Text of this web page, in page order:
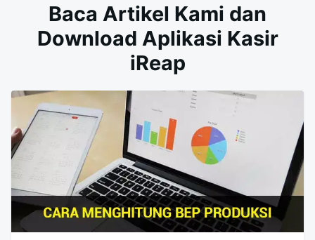
Baca Artikel Kami dan
Download Aplikasi Kasir
iReap